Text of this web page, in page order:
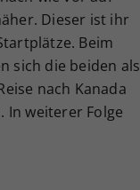
Dieser ist ihr
Beim
sich die beiden als
nach Kanada
In weiterer Folge